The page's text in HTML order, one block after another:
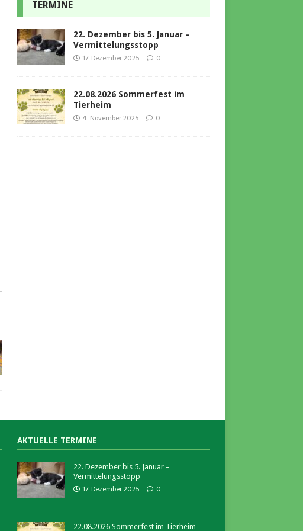
TERMINE
22. Dezember bis 5. Januar –
Vermittelungsstopp
17. Dezember 2025 0
22.08.2026 Sommerfest im
Tierheim
4. November 2025 0
AKTUELLE TERMINE
22. Dezember bis 5. Januar –
Vermittelungsstopp
17. Dezember 2025 0
22.08.2026 Sommerfest im Tierheim